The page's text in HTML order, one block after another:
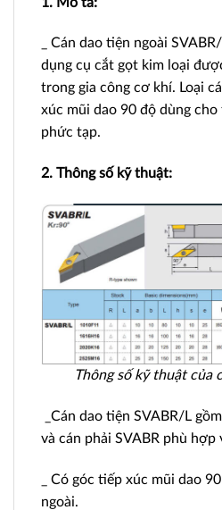
_ Cán dao tiện ngoài
dụng cụ cắt gọt kim loại
trong gia công cơ khí. Loại
xúc mũi dao 90 độ dùng cho
phức tạp.
2. Thông số kỹ thuật:
Thông số kỹ thuật của
_Cán dao tiện SVABR/L
và cán phải SVABR phù hợp
_ Có góc tiếp xúc mũi dao
ngoài.